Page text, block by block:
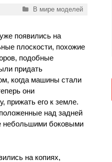
Рубрики
В мире моделей
появились на
плоскости, похожие
подобные
придать
когда машины стали
они
прижать его к земле.
над задней
небольшими боковыми
на копиях,